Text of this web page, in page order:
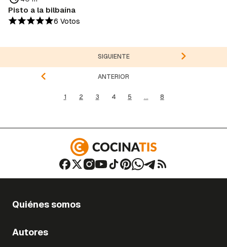
Pisto a la bilbaína
6 Votos
ANTERIOR
1 2 3 4 5 ... 8
SIGUIENTE
Quiénes somos
Autores